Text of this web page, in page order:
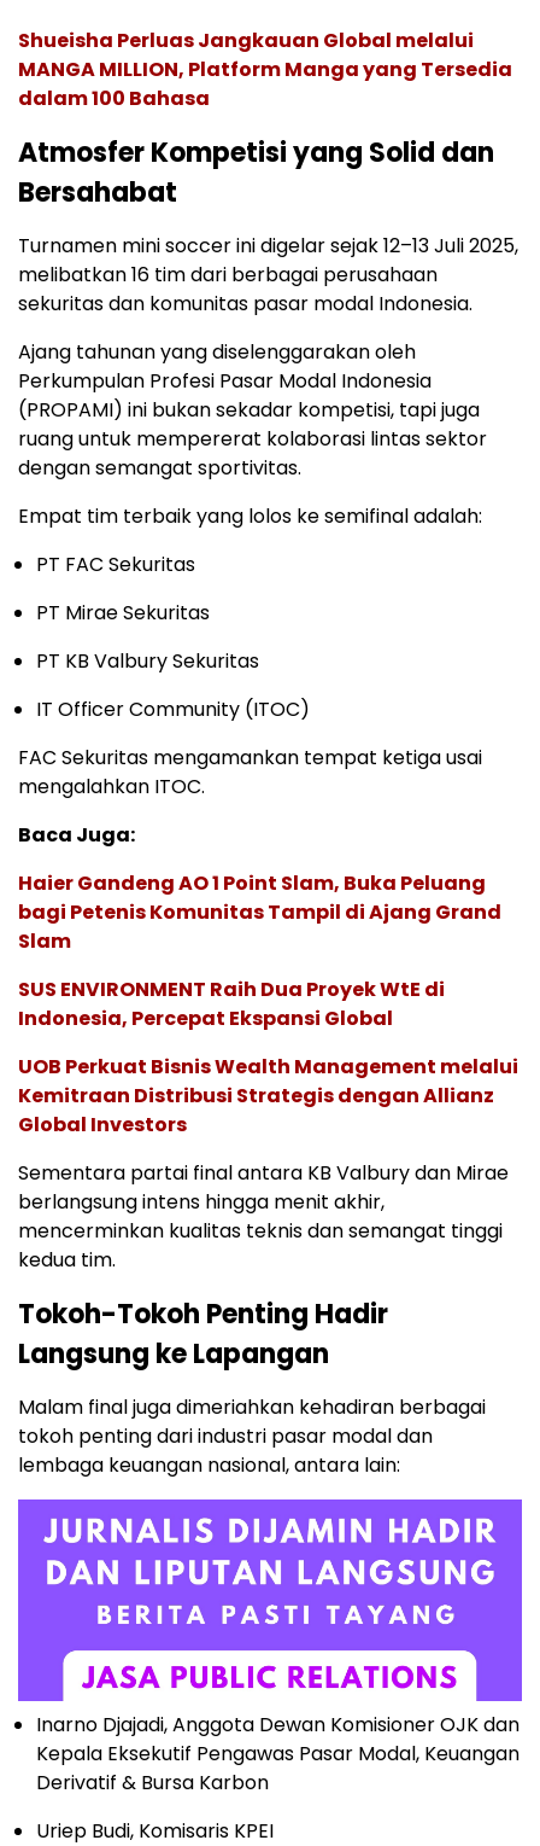
Shueisha Perluas Jangkauan Global melalui
MANGA MILLION, Platform Manga yang Tersedia
dalam 100 Bahasa
Atmosfer Kompetisi yang Solid dan
Bersahabat
Turnamen mini soccer ini digelar sejak 12–13 Juli 2025,
melibatkan 16 tim dari berbagai perusahaan
sekuritas dan komunitas pasar modal Indonesia.
Ajang tahunan yang diselenggarakan oleh
Perkumpulan Profesi Pasar Modal Indonesia
(PROPAMI) ini bukan sekadar kompetisi, tapi juga
ruang untuk mempererat kolaborasi lintas sektor
dengan semangat sportivitas.
Empat tim terbaik yang lolos ke semifinal adalah:
PT FAC Sekuritas
PT Mirae Sekuritas
PT KB Valbury Sekuritas
IT Officer Community (ITOC)
FAC Sekuritas mengamankan tempat ketiga usai
mengalahkan ITOC.
Baca Juga:
Haier Gandeng AO 1 Point Slam, Buka Peluang
bagi Petenis Komunitas Tampil di Ajang Grand
Slam
SUS ENVIRONMENT Raih Dua Proyek WtE di
Indonesia, Percepat Ekspansi Global
UOB Perkuat Bisnis Wealth Management melalui
Kemitraan Distribusi Strategis dengan Allianz
Global Investors
Sementara partai final antara KB Valbury dan Mirae
berlangsung intens hingga menit akhir,
mencerminkan kualitas teknis dan semangat tinggi
kedua tim.
Tokoh-Tokoh Penting Hadir
Langsung ke Lapangan
Malam final juga dimeriahkan kehadiran berbagai
tokoh penting dari industri pasar modal dan
lembaga keuangan nasional, antara lain:
Inarno Djajadi, Anggota Dewan Komisioner OJK dan
Kepala Eksekutif Pengawas Pasar Modal, Keuangan
Derivatif & Bursa Karbon
Uriep Budi, Komisaris KPEI